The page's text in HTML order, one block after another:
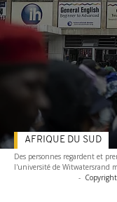
Des personnes regardent et
l'université de Witwatersrand
-
AFRIQUE DU SUD